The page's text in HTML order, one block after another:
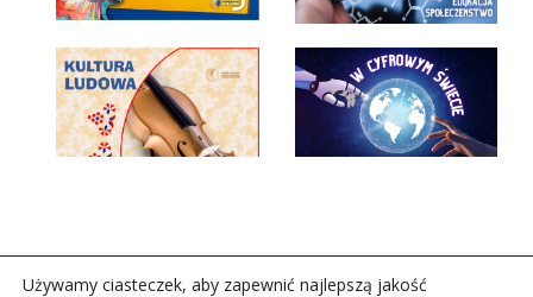
Używamy ciasteczek, aby zapewnić najlepszą jakość